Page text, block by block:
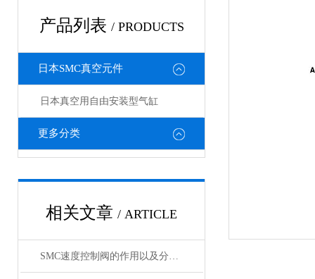
产品列表 / PRODUCTS
日本SMC真空元件
日本真空用自由安装型气缸
更多分类
相关文章 / ARTICLE
SMC速度控制阀的作用以及分类情况介绍